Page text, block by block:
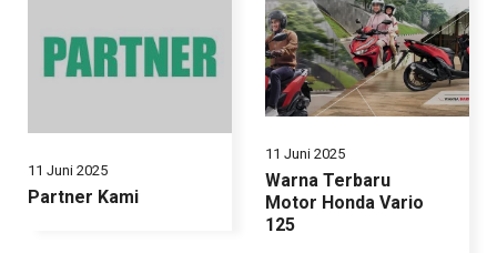
11 Juni 2025
Partner Kami
11 Juni 2025
Warna Terbaru
Motor Honda Vario
125